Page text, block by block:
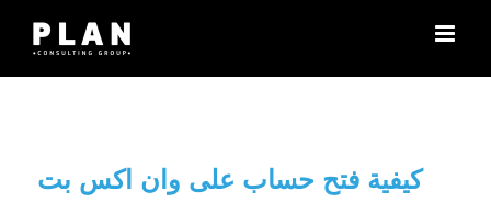
περιεχόμενο
كيفية فتح حساب على وان اكس بت